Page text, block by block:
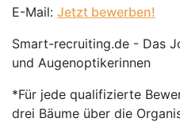
E-Mail: Jetzt bewerben!
Smart-recruiting.de - Das
und Augenoptikerinnen
*Für jede qualifizierte
drei Bäume über die